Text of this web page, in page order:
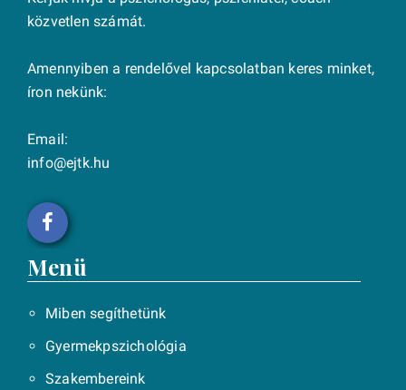
közvetlen számát.
Amennyiben a rendelővel kapcsolatban keres minket,
íron nekünk:
Email:
info@ejtk.hu
Menü
Miben segíthetünk
Gyermekpszichológia
Szakembereink